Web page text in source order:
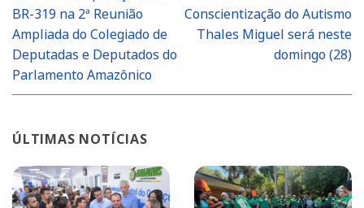
BR-319 na 2ª Reunião
Ampliada do Colegiado de
Deputadas e Deputados do
Parlamento Amazônico
Conscientização do Autismo
Thales Miguel será neste
domingo (28)
ÚLTIMAS NOTÍCIAS